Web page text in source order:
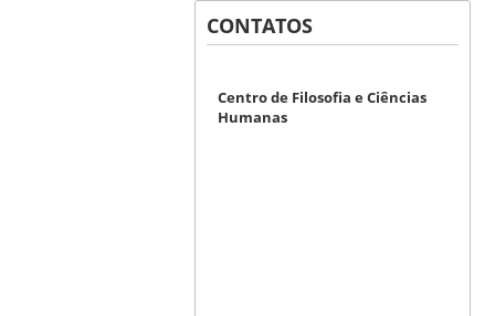
CONTATOS
Centro de Filosofia e Ciências
Humanas